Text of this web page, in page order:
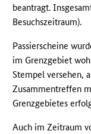
beantragt.
Besuchszeitraum).
Passierscheine
im Grenzgebiet
Stempel versehen,
Zusammentreffen
Grenzgebietes
Auch im Zeitraum